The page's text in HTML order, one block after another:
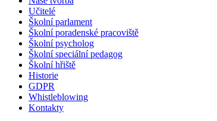
Učitelé
Školní parlament
Školní poradenské pracoviště
Školní psycholog
Školní speciální pedagog
Školní hřiště
Historie
GDPR
Whistleblowing
Kontakty